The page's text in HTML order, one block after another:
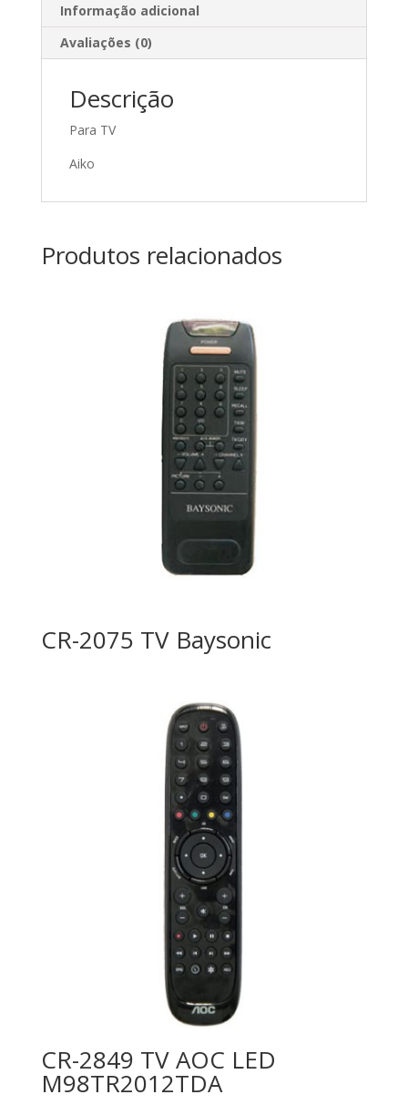
Informação adicional
Avaliações (0)
Descrição
Para TV
Aiko
Produtos relacionados
CR-2075 TV Baysonic
CR-2849 TV AOC LED
M98TR2012TDA